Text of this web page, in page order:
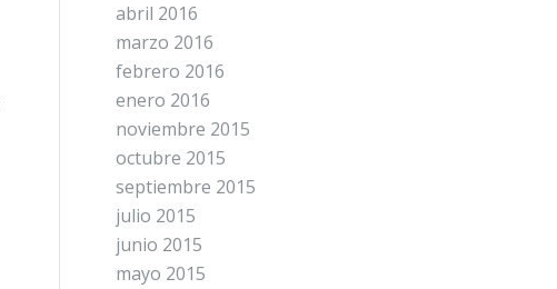
abril 2016
marzo 2016
febrero 2016
enero 2016
noviembre 2015
octubre 2015
septiembre 2015
julio 2015
junio 2015
mayo 2015